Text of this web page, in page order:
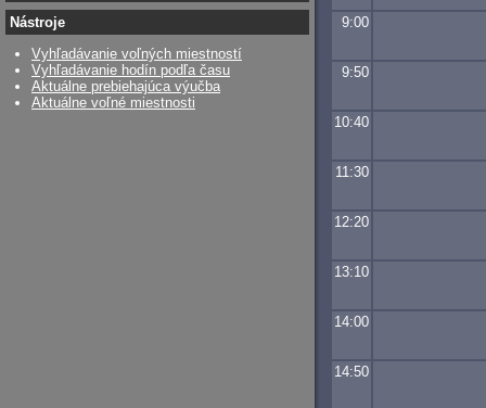
9:00
9:50
10:40
11:30
12:20
13:10
14:00
14:50
Nástroje
Vyhľadávanie voľných miestností
Vyhľadávanie hodín podľa času
Aktuálne prebiehajúca výučba
Aktuálne voľné miestnosti